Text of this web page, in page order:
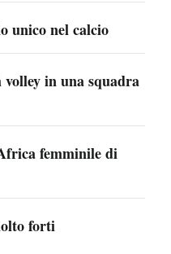
unico nel calcio
in una squadra
femminile di
forti